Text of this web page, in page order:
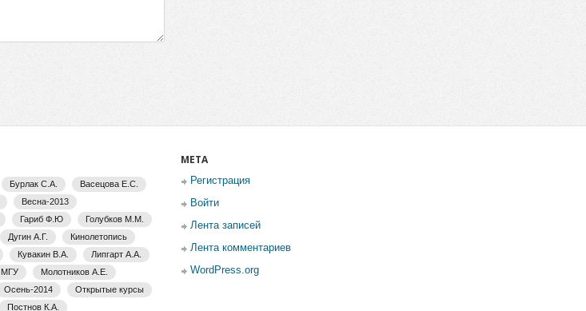
Бурлак С.А.
Васецова Е.С.
Весна-2013
Гариб Ф.Ю
Голубков М.М.
Дугин А.Г.
Кинолетопись
Кувакин В.А.
Липгарт А.А.
МГУ
Молотников А.Е.
Осень-2014
Открытые курсы
Постнов К.А.
МЕТА
Регистрация
Войти
Лента записей
Лента комментариев
WordPress.org